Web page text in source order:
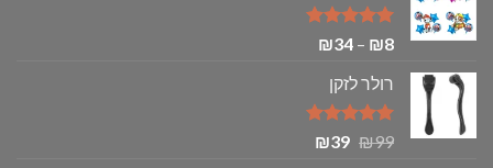
דורג
5.00
₪8
–
₪34
עד
רולר לזקן
דורג 5.00 ₪99
המחיר
₪39
המחיר